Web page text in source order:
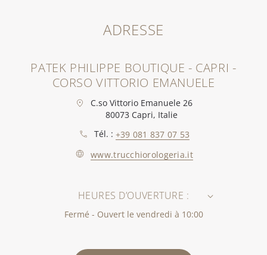
ADRESSE
PATEK PHILIPPE BOUTIQUE - CAPRI -
CORSO VITTORIO EMANUELE
C.so Vittorio Emanuele 26
80073 Capri, Italie
Tél. : +39 081 837 07 53
www.trucchiorologeria.it
HEURES D’OUVERTURE :
Fermé - Ouvert le vendredi à 10:00